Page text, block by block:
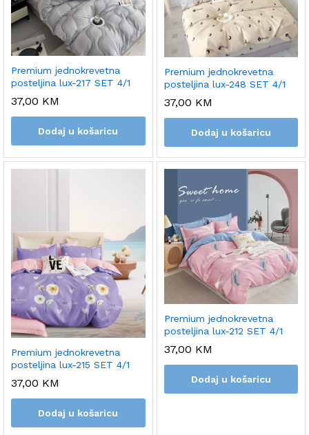
Premium jednokrevetna
posteljina lux-217 SET 4/1
37,00 KM
Dodaj u košaricu
Premium jednokrevetna
posteljina lux-248 SET 4/1
37,00 KM
Dodaj u košaricu
Premium jednokrevetna
posteljina lux-215 SET 4/1
37,00 KM
Dodaj u košaricu
Premium jednokrevetna
posteljina lux-212 SET 4/1
37,00 KM
Dodaj u košaricu